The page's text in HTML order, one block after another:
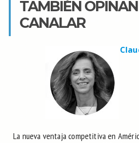
TAMBIÉN
CANALAR
La nueva ventaja competitiva en